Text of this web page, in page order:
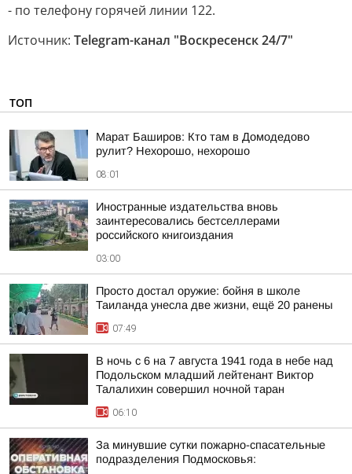
- по телефону горячей линии 122.
Источник: Telegram-канал "Воскресенск 24/7"
ТОП
Марат Баширов: Кто там в Домодедово
рулит? Нехорошо, нехорошо
08:01
Иностранные издательства вновь
заинтересовались бестселлерами
российского книгоиздания
03:00
Просто достал оружие: бойня в школе
Таиланда унесла две жизни, ещё 20 ранены
07:49
В ночь с 6 на 7 августа 1941 года в небе над
Подольском младший лейтенант Виктор
Талалихин совершил ночной таран
06:10
За минувшие сутки пожарно-спасательные
подразделения Подмосковья: